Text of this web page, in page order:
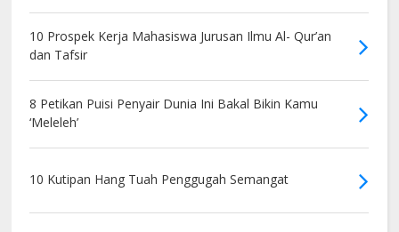
10 Prospek Kerja Mahasiswa Jurusan Ilmu Al- Qur’an
dan Tafsir
8 Petikan Puisi Penyair Dunia Ini Bakal Bikin Kamu
‘Meleleh’
10 Kutipan Hang Tuah Penggugah Semangat